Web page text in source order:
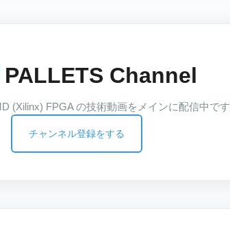
PALLETS Channel
(Xilinx) FPGA の技術動画をメインに配信中で
チャンネル登録をする